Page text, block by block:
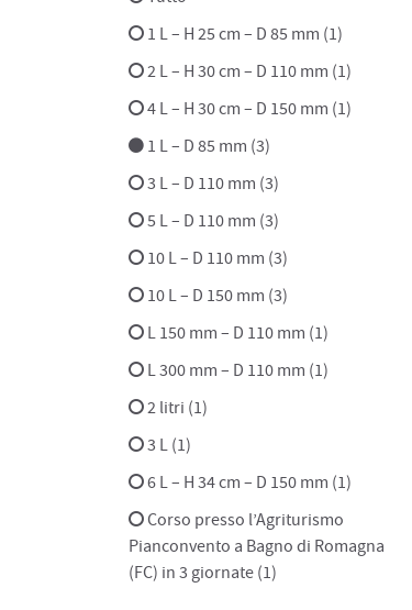
1 L – H 25 cm – D 85 mm (1)
2 L – H 30 cm – D 110 mm (1)
4 L – H 30 cm – D 150 mm (1)
1 L – D 85 mm (3)
3 L – D 110 mm (3)
5 L – D 110 mm (3)
10 L – D 110 mm (3)
10 L – D 150 mm (3)
L 150 mm – D 110 mm (1)
L 300 mm – D 110 mm (1)
2 litri (1)
3 L (1)
6 L – H 34 cm – D 150 mm (1)
Corso presso l’Agriturismo
Pianconvento a Bagno di Romagna
(FC) in 3 giornate (1)